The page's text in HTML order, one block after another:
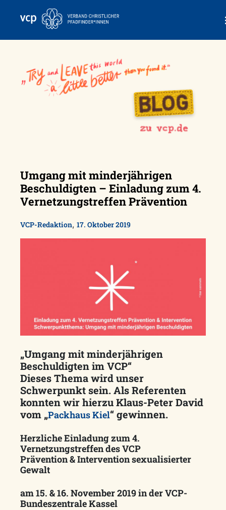
Umgang mit minderjährigen
Beschuldigten – Einladung zum 4.
Vernetzungstreffen Prävention
VCP-Redaktion, 17. Oktober 2019
„Umgang mit minderjährigen
Beschuldigten im VCP“
Dieses Thema wird unser
Schwerpunkt sein. Als Referenten
konnten wir hierzu Klaus-Peter David
vom „Packhaus Kiel“ gewinnen.
Herzliche Einladung zum 4.
Vernetzungstreffen des VCP
Prävention & Intervention sexualisierter
Gewalt
am 15. & 16. November 2019 in der VCP-
Bundeszentrale Kassel